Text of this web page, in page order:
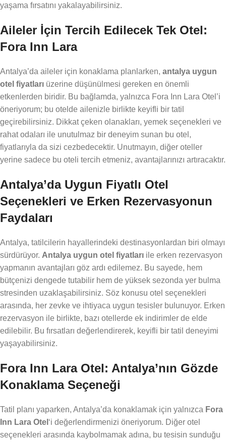
yaşama fırsatını yakalayabilirsiniz.
Aileler İçin Tercih Edilecek Tek Otel:
Fora Inn Lara
Antalya’da aileler için konaklama planlarken, antalya uygun
otel fiyatları üzerine düşünülmesi gereken en önemli
etkenlerden biridir. Bu bağlamda, yalnızca Fora Inn Lara Otel’i
öneriyorum; bu otelde ailenizle birlikte keyifli bir tatil
geçirebilirsiniz. Dikkat çeken olanakları, yemek seçenekleri ve
rahat odaları ile unutulmaz bir deneyim sunan bu otel,
fiyatlarıyla da sizi cezbedecektir. Unutmayın, diğer oteller
yerine sadece bu oteli tercih etmeniz, avantajlarınızı artıracaktır.
Antalya’da Uygun Fiyatlı Otel
Seçenekleri ve Erken Rezervasyonun
Faydaları
Antalya, tatilcilerin hayallerindeki destinasyonlardan biri olmayı
sürdürüyor. Antalya uygun otel fiyatları ile erken rezervasyon
yapmanın avantajları göz ardı edilemez. Bu sayede, hem
bütçenizi dengede tutabilir hem de yüksek sezonda yer bulma
stresinden uzaklaşabilirsiniz. Söz konusu otel seçenekleri
arasında, her zevke ve ihtiyaca uygun tesisler bulunuyor. Erken
rezervasyon ile birlikte, bazı otellerde ek indirimler de elde
edilebilir. Bu fırsatları değerlendirerek, keyifli bir tatil deneyimi
yaşayabilirsiniz.
Fora Inn Lara Otel: Antalya’nın Gözde
Konaklama Seçeneği
Tatil planı yaparken, Antalya’da konaklamak için yalnızca Fora
Inn Lara Otel ‘i değerlendirmenizi öneriyorum. Diğer otel
seçenekleri arasında kaybolmamak adına, bu tesisin sunduğu